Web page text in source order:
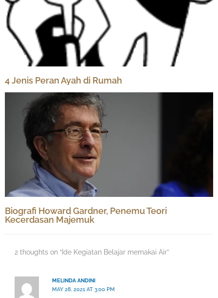
4 Jenis Peran Ayah di Rumah
Biografi Howard Gardner, Penemu Teori
Kecerdasan Majemuk
2 thoughts on “Ide Kegiatan Belajar memakai Air”
MELINDA ANDINI
MAY 28, 2021 AT 3:00 PM